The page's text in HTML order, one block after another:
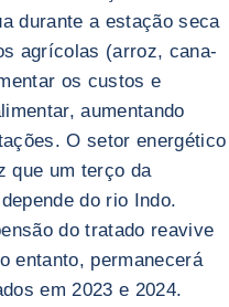
durante a estação seca
agrícolas (arroz, cana-
os custos e
aumentando
O setor energético
que um terço da
do rio Indo.
do tratado reavive
entanto, permanecerá
em 2023 e 2024.